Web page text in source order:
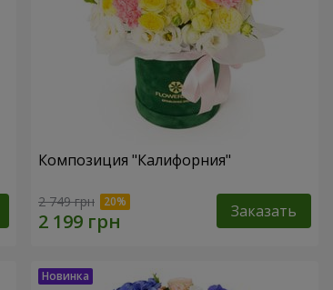
Композиция "Калифорния"
2 749 грн Заказать